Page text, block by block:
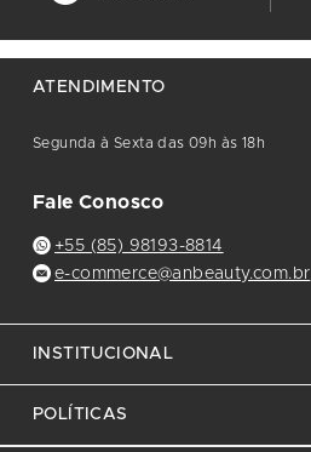
ATENDIMENTO
Segunda à Sexta das 09h às 18h
Fale Conosco
+55 (85) 98193-8814
e-commerce@anbeauty.com.br
INSTITUCIONAL
POLÍTICAS